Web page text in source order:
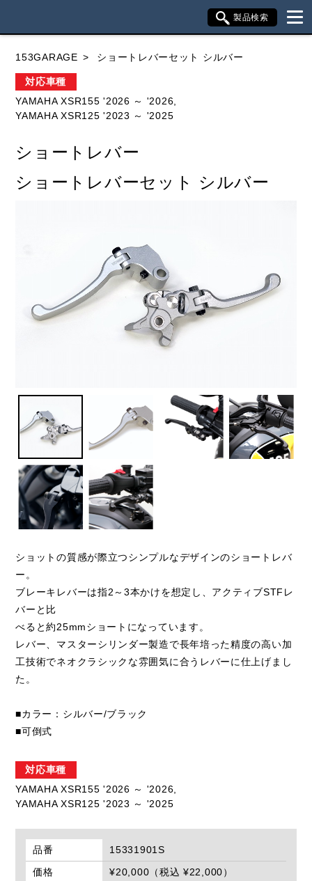
製品検索
KAWASAKI
153GARAGE ショートレバーセット シルバー
対応車種
YAMAHA XSR155 '2026 ～ '2026,
YAMAHA XSR125 '2023 ～ '2025
ショートレバー
ショートレバーセット シルバー
ショットの質感が際立つシンプルなデザインのショートレバ
ー。
ブレーキレバーは指2～3本かけを想定し、アクティブSTFレ
バーと比
べると約25mmショートになっています。
レバー、マスターシリンダー製造で長年培った精度の高い加
工技術でネオクラシックな雰囲気に合うレバーに仕上げまし
た。
■カラー：シルバー/ブラック
■可倒式
対応車種
YAMAHA XSR155 '2026 ～ '2026,
YAMAHA XSR125 '2023 ～ '2025
品番
15331901S
価格
¥20,000（税込 ¥22,000）